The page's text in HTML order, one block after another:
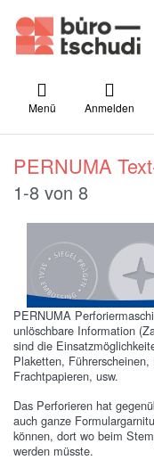
Menü Anmelden
PERNUMA
Suchergebnisse:
1-8 von 8
PERNUMA
unlöschbare Information
sind die
Plaketten,
Frachtpapieren, usw.
Das Perforieren hat
auch ganze
können, dort wo beim
werden müsste.